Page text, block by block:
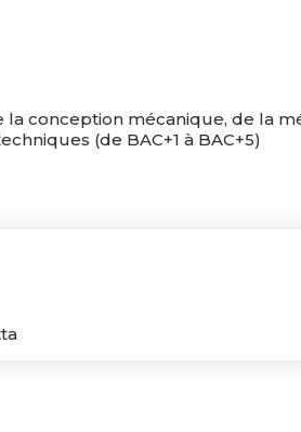
conception mécanique, de la
(de BAC+1 à BAC+5)